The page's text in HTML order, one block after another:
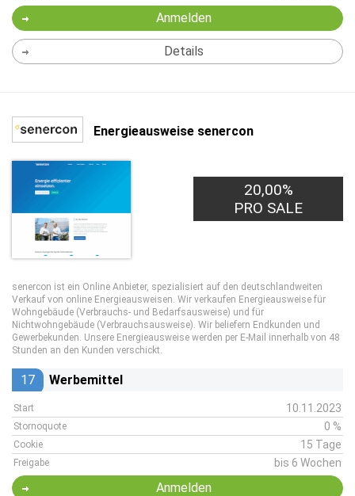
Anmelden
Details
Energieausweise senercon
4,00€
PRO LEAD
20,00%
PRO SALE
senercon ist ein Online Anbieter, spezialisiert auf den deutschlandweiten
Verkauf von online Energieausweisen. Wir verkaufen Energieausweise für
Wohngebäude (Verbrauchs- und Bedarfsausweise) und für
Nichtwohngebäude (Verbrauchsausweise). Wir beliefern Endkunden und
Gewerbekunden. Unsere Energieausweise werden per E-Mail innerhalb von 48
Stunden an den Kunden verschickt.
17 Werbemittel
Start 10.11.2023
Stornoquote 0 %
Cookie 15 Tage
Freigabe bis 6 Wochen
Anmelden